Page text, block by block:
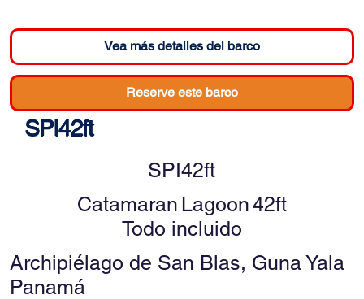
Vea más detalles del barco
Reserve este barco
SPI42ft
SPI42ft
Catamaran Lagoon42ft
Todo incluido
Archipiélago de San Blas, Guna Yala
Panamá